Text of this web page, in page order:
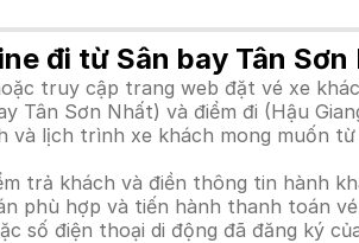
đi từ Sân bay Tân
truy cập trang web đặt vé xe
Tân Sơn Nhất) và điểm đi (Hậu
và lịch trình xe khách mong muốn
trả khách và điền thông tin hành
phù hợp và tiến hành thanh toán
số điện thoại di động đã đăng ký